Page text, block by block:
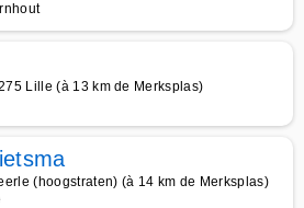
Lille (à 13 km de Merksplas)
(hoogstraten) (à 14 km de Merksplas)